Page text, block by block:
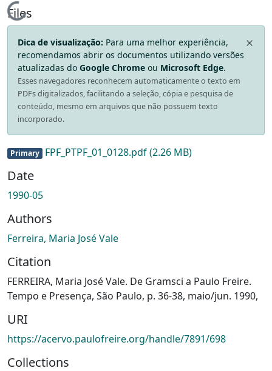
Loading...
Files
Dica de visualização: Para uma melhor experiência,
recomendamos abrir os documentos utilizando versões
atualizadas do Google Chrome ou Microsoft Edge.
Esses navegadores reconhecem automaticamente o texto em
PDFs digitalizados, facilitando a seleção, cópia e pesquisa de
conteúdo, mesmo em arquivos que não possuem texto
incorporado.
Primary FPF_PTPF_01_0128.pdf(2.26 MB)
Date
1990-05
Authors
Ferreira, Maria José Vale
Citation
FERREIRA, Maria José Vale. De Gramsci a Paulo Freire.
Tempo e Presença, São Paulo, p. 36-38, maio/jun. 1990,
URI
https://acervo.paulofreire.org/handle/7891/698
Collections